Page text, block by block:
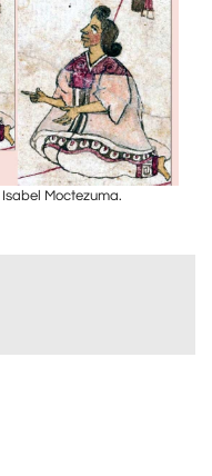
Moctezuma.